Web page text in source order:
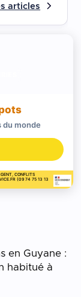
articles
du monde
CONFLITS
(09 74 75 13 13
en Guyane :
habitué à